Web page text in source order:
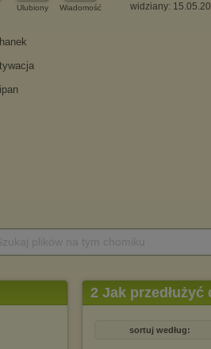
Ulubiony Wiadomość widziany:
2 Jak
sortuj według: